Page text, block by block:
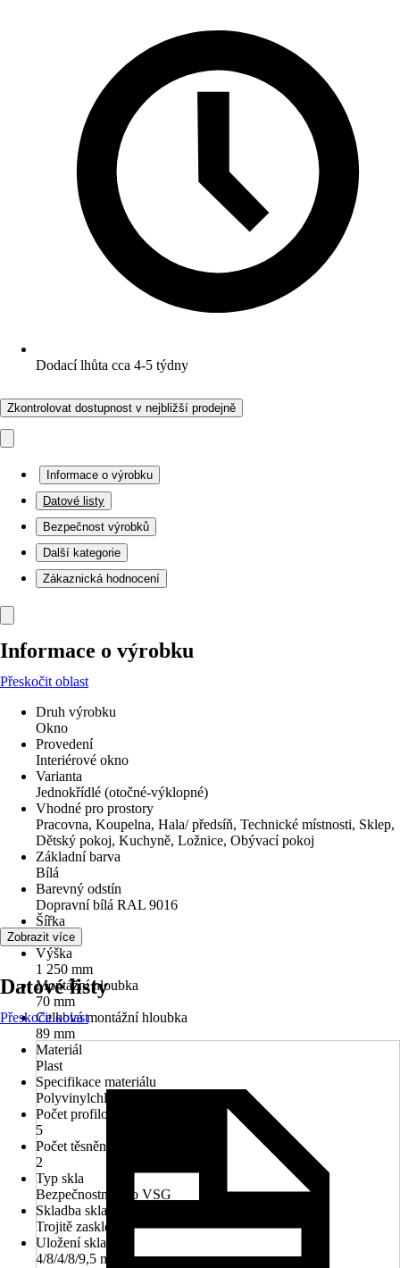
Dodací lhůta cca 4-5 týdny
Zkontrolovat dostupnost v nejbližší prodejně
Informace o výrobku
Datové listy
Bezpečnost výrobků
Další kategorie
Zákaznická hodnocení
Informace o výrobku
Přeskočit oblast
Druh výrobku
Okno
Provedení
Interiérové okno
Varianta
Jednokřídlé (otočné-výklopné)
Vhodné pro prostory
Pracovna, Koupelna, Hala/ předsíň, Technické místnosti, Sklep,
Dětský pokoj, Kuchyně, Ložnice, Obývací pokoj
Základní barva
Bílá
Barevný odstín
Dopravní bílá RAL 9016
Šířka
650 mm
Výška
1 250 mm
Montážní hloubka
70 mm
Celková montážní hloubka
89 mm
Materiál
Plast
Specifikace materiálu
Polyvinylchlorid (PVC)
Počet profilových komor
5
Počet těsnění
2
Typ skla
Bezpečnostní sklo VSG
Skladba skla
Trojitě zasklené
Uložení skla
4/8/4/8/9,5 mm
Zobrazit více
Datové listy
Přeskočit oblast